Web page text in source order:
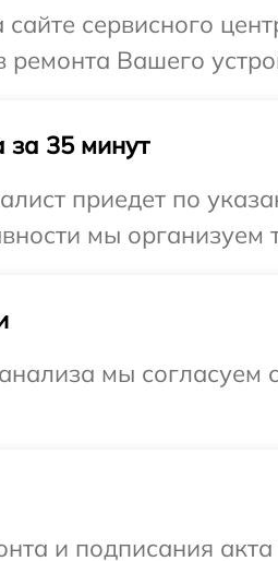
сайте сервисного
ремонта Вашего
за 35 минут
приедет по
мы
мы
и подписания